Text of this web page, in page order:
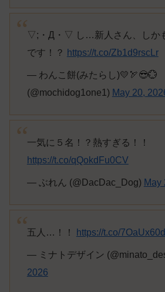
▽;・Д・▽ し…新人さん、しか
です！？
https://t.co/Zb1d9rscLr
— わんこ餅(みたらし)💛🏹😎💮
(@mochidog1one1) May 20,
一気に５名！？熱すぎる！！
https://t.co/qQokdFu0CV
— ぶれん (@DacDac_Dog) May
五人…！！ https://t.co/
— ミナトデザイン
2026